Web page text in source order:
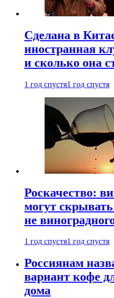
Сделана в
иностранная
и сколько она
1 год спустя1 год спустя
Роскачество:
могут
не
1 год спустя1 год спустя
Россиянам
вариант кофе
дома